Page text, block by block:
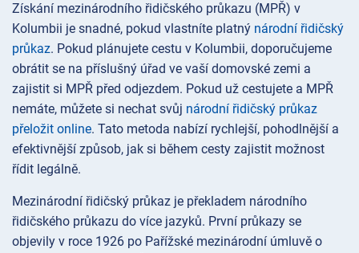
Získání mezinárodního řidičského průkazu (MPŘ) v
Kolumbii je snadné, pokud vlastníte platný národní řidičský
průkaz. Pokud plánujete cestu v Kolumbii, doporučujeme
obrátit se na příslušný úřad ve vaší domovské zemi a
zajistit si MPŘ před odjezdem. Pokud už cestujete a MPŘ
nemáte, můžete si nechat svůj národní řidičský průkaz
přeložit online. Tato metoda nabízí rychlejší, pohodlnější a
efektivnější způsob, jak si během cesty zajistit možnost
řídit legálně.
Mezinárodní řidičský průkaz je překladem národního
řidičského průkazu do více jazyků. První průkazy se
objevily v roce 1926 po Pařížské mezinárodní úmluvě o